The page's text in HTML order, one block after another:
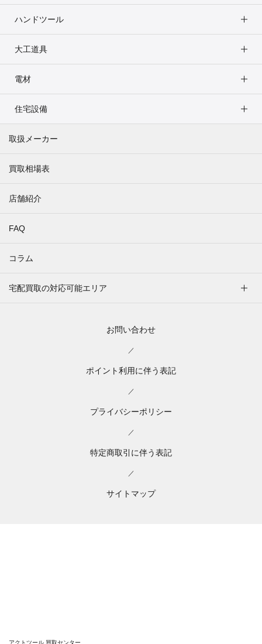
ハンドツール
大工道具
電材
住宅設備
取扱メーカー
買取相場表
店舗紹介
FAQ
コラム
宅配買取の対応可能エリア
お問い合わせ
／
ポイント利用に伴う表記
／
プライバシーポリシー
／
特定商取引に伴う表記
／
サイトマップ
アクトツール 買取センター